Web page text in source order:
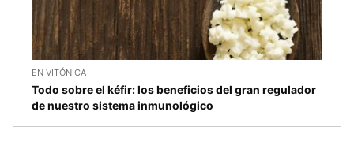
EN VITÓNICA
Todo sobre el kéfir: los beneficios del gran regulador
de nuestro sistema inmunológico